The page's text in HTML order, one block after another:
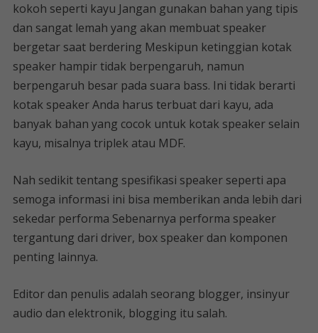
kokoh seperti kayu Jangan gunakan bahan yang tipis
dan sangat lemah yang akan membuat speaker
bergetar saat berdering Meskipun ketinggian kotak
speaker hampir tidak berpengaruh, namun
berpengaruh besar pada suara bass. Ini tidak berarti
kotak speaker Anda harus terbuat dari kayu, ada
banyak bahan yang cocok untuk kotak speaker selain
kayu, misalnya triplek atau MDF.
Nah sedikit tentang spesifikasi speaker seperti apa
semoga informasi ini bisa memberikan anda lebih dari
sekedar performa Sebenarnya performa speaker
tergantung dari driver, box speaker dan komponen
penting lainnya.
Editor dan penulis adalah seorang blogger, insinyur
audio dan elektronik, blogging itu salah.